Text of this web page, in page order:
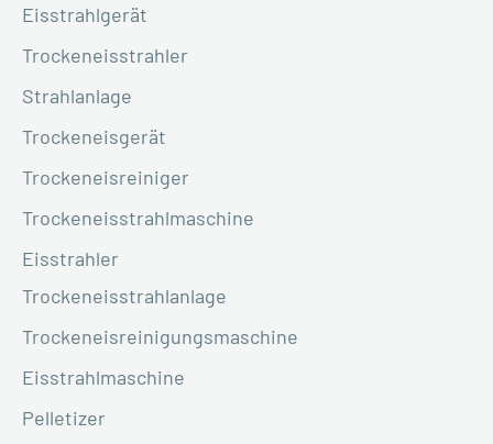
Eisstrahlgerät
Trockeneisstrahler
Strahlanlage
Trockeneisgerät
Trockeneisreiniger
Trockeneisstrahlmaschine
Eisstrahler
Trockeneisstrahlanlage
Trockeneisreinigungsmaschine
Eisstrahlmaschine
Pelletizer